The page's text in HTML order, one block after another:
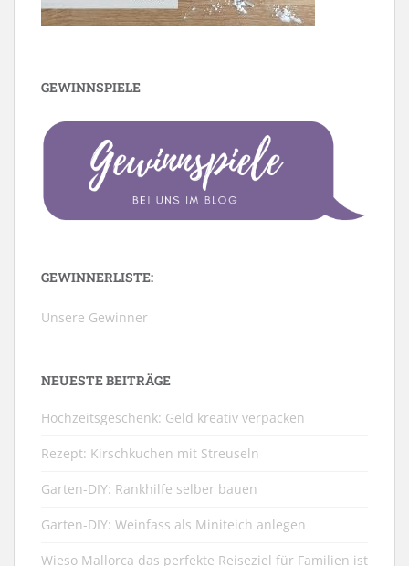
GEWINNSPIELE
GEWINNERLISTE:
Unsere Gewinner
NEUESTE BEITRÄGE
Hochzeitsgeschenk: Geld kreativ verpacken
Rezept: Kirschkuchen mit Streuseln
Garten-DIY: Rankhilfe selber bauen
Garten-DIY: Weinfass als Miniteich anlegen
Wieso Mallorca das perfekte Reiseziel für Familien ist